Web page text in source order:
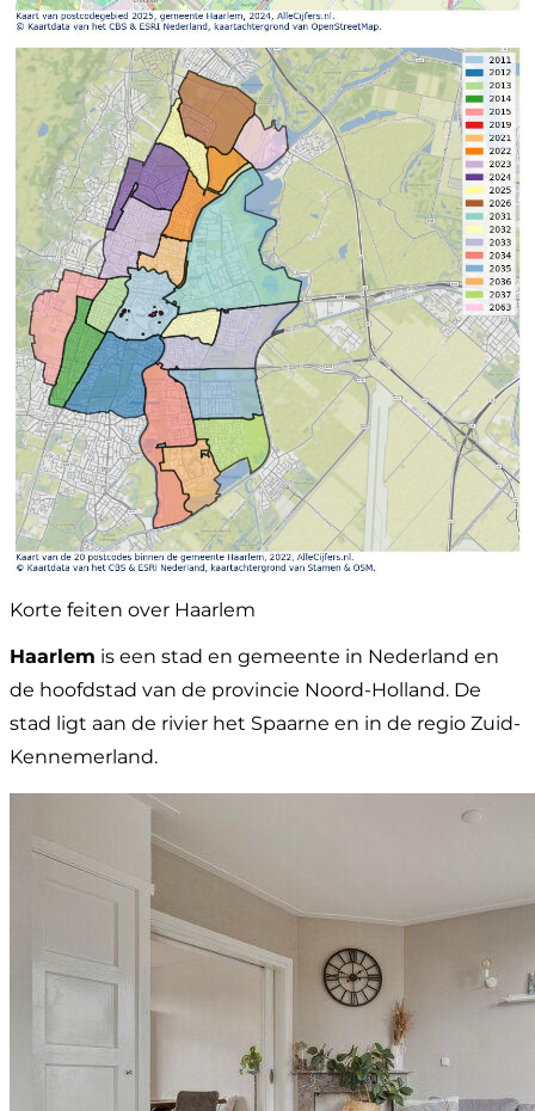
Korte feiten over Haarlem
Haarlem is een stad en gemeente in Nederland en
de hoofdstad van de provincie Noord-Holland. De
stad ligt aan de rivier het Spaarne en in de regio Zuid-
Kennemerland.